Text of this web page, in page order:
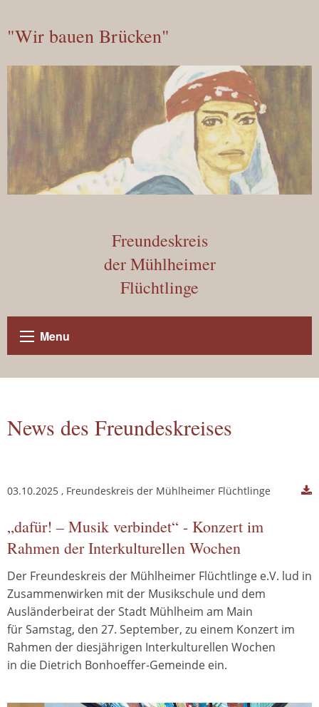
"Wir bauen Brücken"
Freundeskreis
der Mühlheimer
Flüchtlinge
Menu
News des Freundeskreises
03.10.2025 , Freundeskreis der Mühlheimer Flüchtlinge
„dafür! – Musik verbindet“ - Konzert im
Rahmen der Interkulturellen Wochen
Der Freundeskreis der Mühlheimer Flüchtlinge e.V. lud in
Zusammenwirken mit der Musikschule und dem
Ausländerbeirat der Stadt Mühlheim am Main
für Samstag, den 27. September, zu einem Konzert im
Rahmen der diesjährigen Interkulturellen Wochen
in die Dietrich Bonhoeffer-Gemeinde ein.